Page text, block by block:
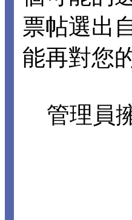
票帖選出
能再對您
管理員